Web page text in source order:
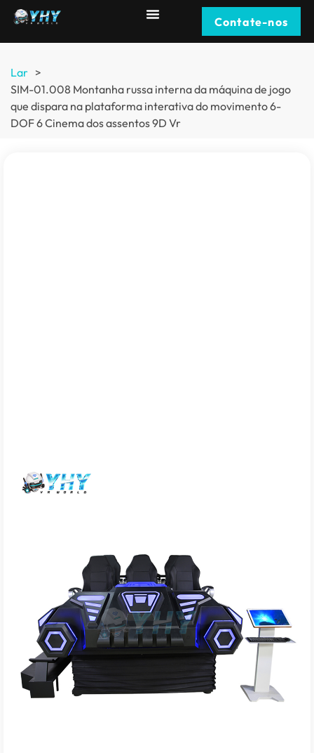
Contate-nos
Lar >
SIM-01.008 Montanha russa interna da máquina de jogo
que dispara na plataforma interativa do movimento 6-
DOF 6 Cinema dos assentos 9D Vr